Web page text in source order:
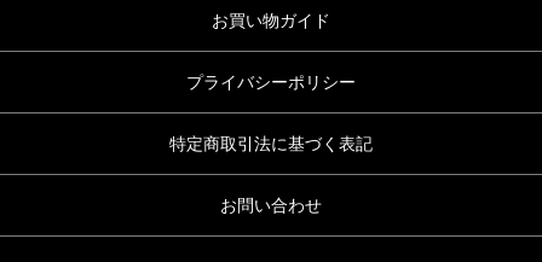
お買い物ガイド
プライバシーポリシー
特定商取引法に基づく表記
お問い合わせ